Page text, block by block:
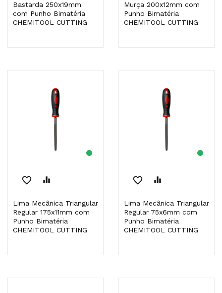
Bastarda 250x19mm
com Punho Bimatéria
CHEMITOOL CUTTING
Murça 200x12mm com
Punho Bimatéria
CHEMITOOL CUTTING
favorite_border equalizer
Lima Mecânica Triangular
Regular 175x11mm com
Punho Bimatéria
CHEMITOOL CUTTING
favorite_border equalizer
Lima Mecânica Triangular
Regular 75x6mm com
Punho Bimatéria
CHEMITOOL CUTTING